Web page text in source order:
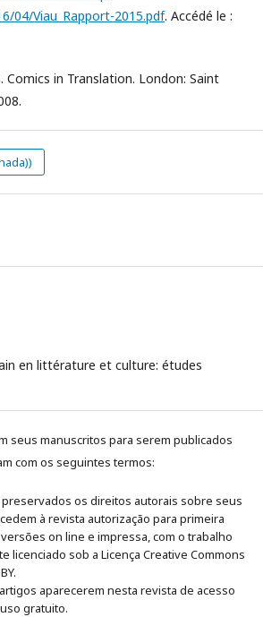
04/Viau_Rapport-2015.pdf. Accédé le :
Comics in Translation. London: Saint
en littérature et culture: études
seus manuscritos para serem publicados
com os seguintes termos:
os direitos autorais sobre seus
à revista autorização para primeira
on line e impressa, com o trabalho
licenciado sob a Licença Creative Commons
aparecerem nesta revista de acesso
gratuito.